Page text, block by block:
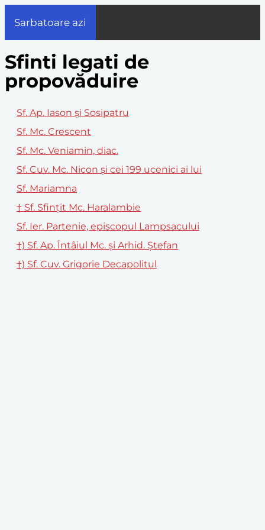
Sarbatoare azi
Sfinti legati de
propovăduire
Sf. Ap. Iason și Sosipatru
Sf. Mc. Crescent
Sf. Mc. Veniamin, diac.
Sf. Cuv. Mc. Nicon și cei 199 ucenici ai lui
Sf. Mariamna
† Sf. Sfinţit Mc. Haralambie
Sf. Ier. Partenie, episcopul Lampsacului
†) Sf. Ap. Întâiul Mc. şi Arhid. Ştefan
†) Sf. Cuv. Grigorie Decapolitul